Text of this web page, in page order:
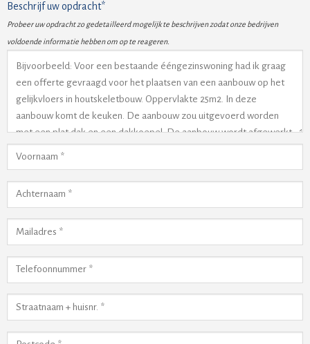
Beschrijf uw opdracht*
Probeer uw opdracht zo gedetailleerd mogelijk te beschrijven zodat onze bedrijven
voldoende informatie hebben om op te reageren.